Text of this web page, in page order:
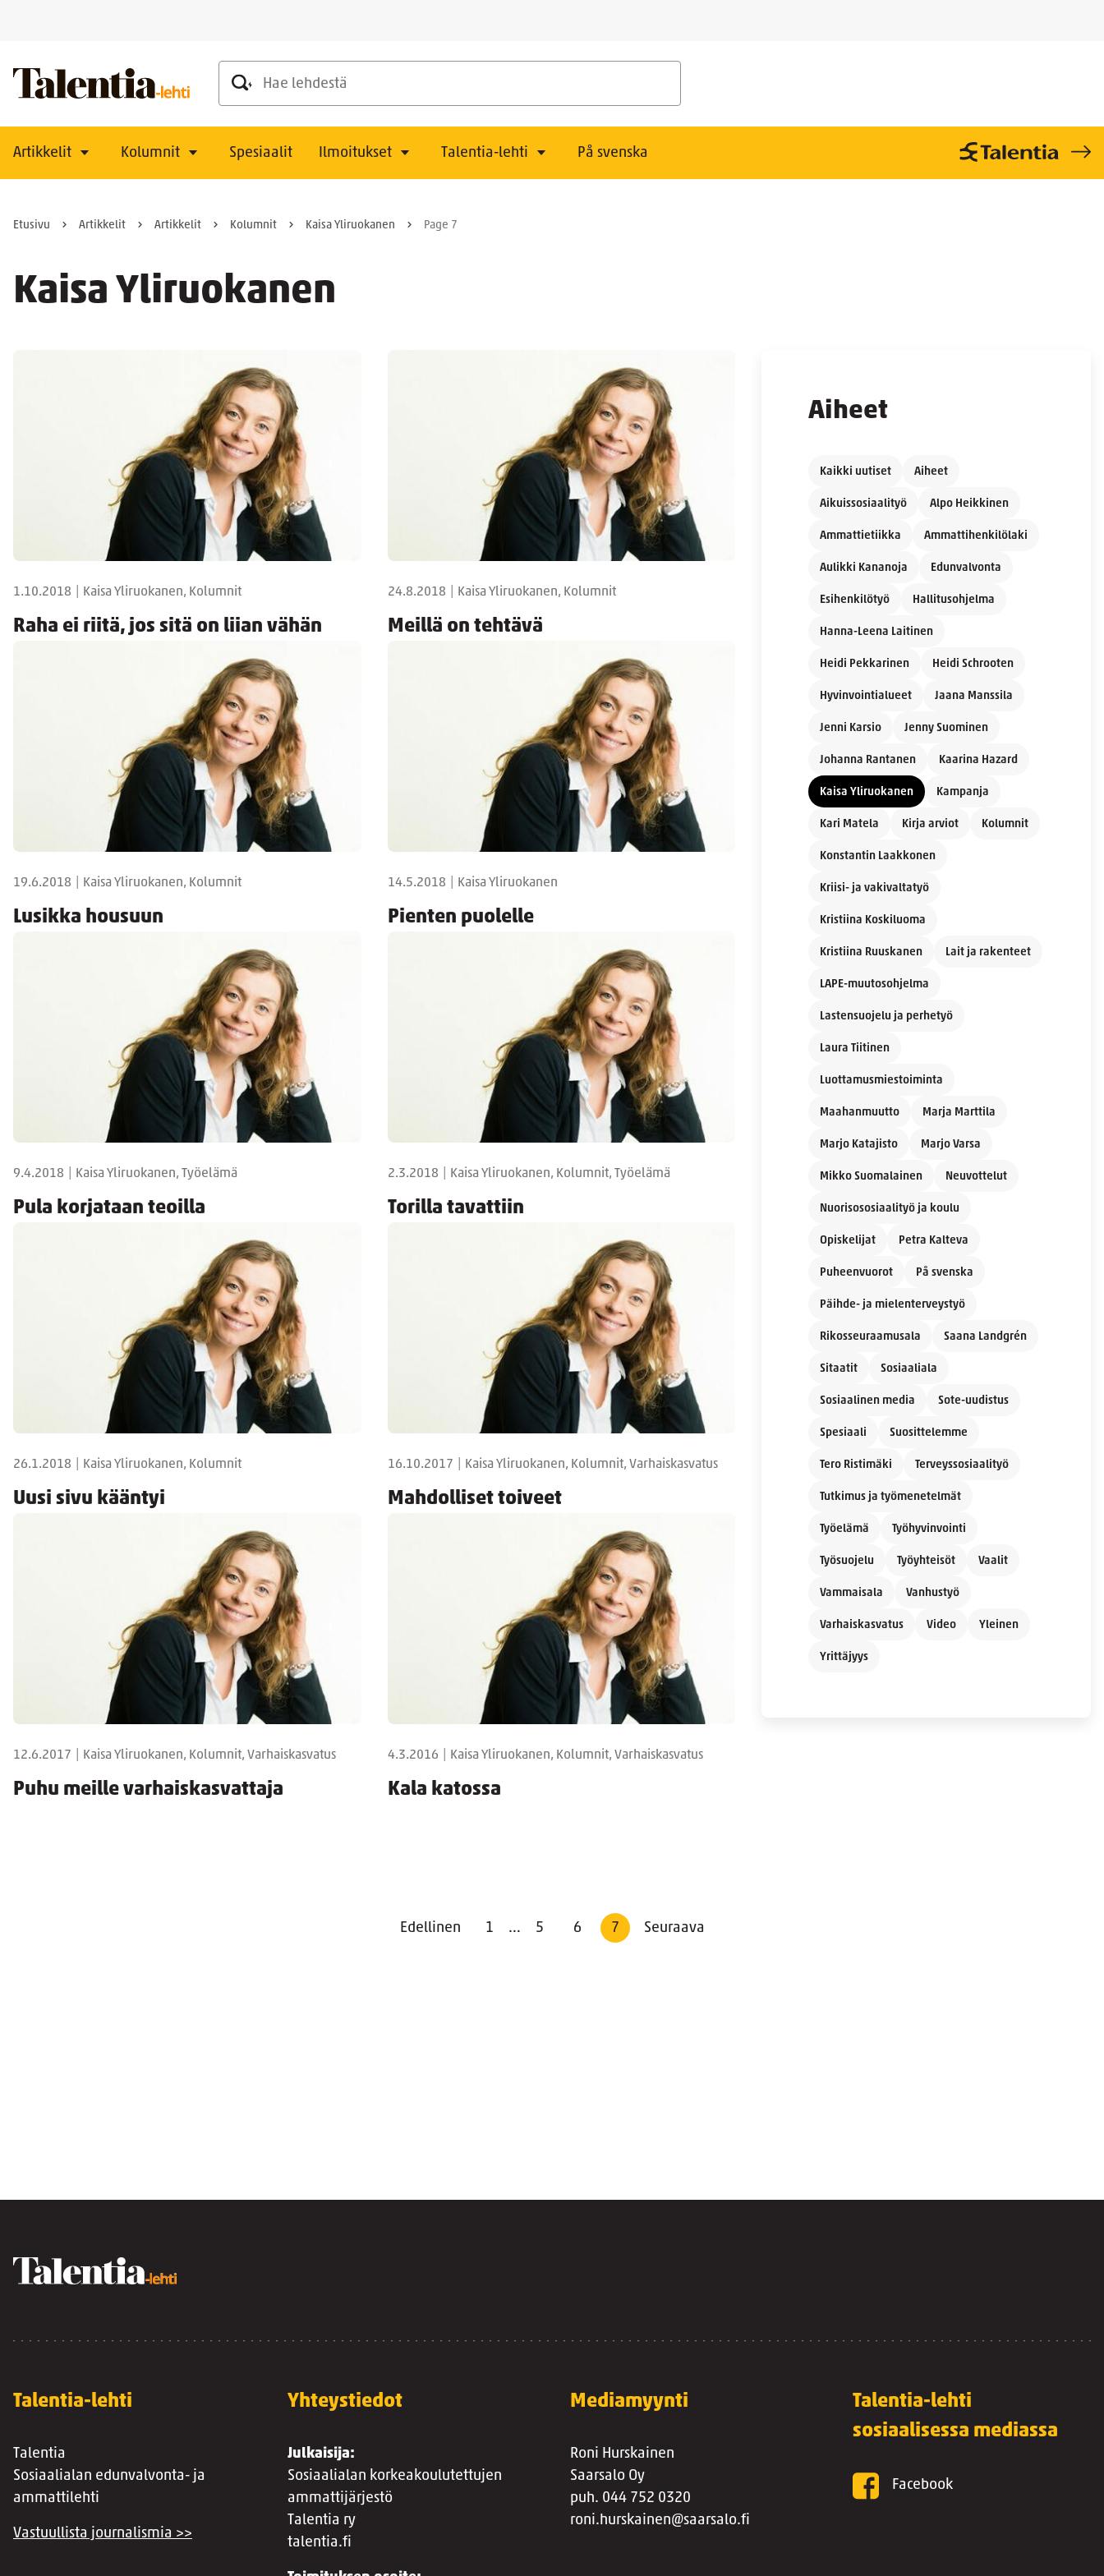
Hae lehdestä
Artikkelit Kolumnit Spesiaalit Ilmoitukset Talentia-lehti På svenska
Etusivu Artikkelit Artikkelit Kolumnit Kaisa Yliruokanen Page 7
Kaisa Yliruokanen
1.10.2018 Kaisa Yliruokanen, Kolumnit
Raha ei riitä, jos sitä on liian vähän
24.8.2018 Kaisa Yliruokanen, Kolumnit
Meillä on tehtävä
19.6.2018 Kaisa Yliruokanen, Kolumnit
Lusikka housuun
14.5.2018 Kaisa Yliruokanen
Pienten puolelle
9.4.2018 Kaisa Yliruokanen, Työelämä
Pula korjataan teoilla
2.3.2018 Kaisa Yliruokanen, Kolumnit, Työelämä
Torilla tavattiin
26.1.2018 Kaisa Yliruokanen, Kolumnit
Uusi sivu kääntyi
16.10.2017 Kaisa Yliruokanen, Kolumnit, Varhaiskasvatus
Mahdolliset toiveet
12.6.2017 Kaisa Yliruokanen, Kolumnit, Varhaiskasvatus
Puhu meille varhaiskasvattaja
4.3.2016 Kaisa Yliruokanen, Kolumnit, Varhaiskasvatus
Kala katossa
Aiheet
Kaikki uutiset Aiheet
Aikuissosiaalityö Alpo Heikkinen
Ammattietiikka Ammattihenkilölaki
Aulikki Kananoja Edunvalvonta
Esihenkilötyö Hallitusohjelma
Hanna-Leena Laitinen
Heidi Pekkarinen Heidi Schrooten
Hyvinvointialueet Jaana Manssila
Jenni Karsio Jenny Suominen
Johanna Rantanen Kaarina Hazard
Kaisa Yliruokanen Kampanja
Kari Matela Kirja arviot Kolumnit
Konstantin Laakkonen
Kriisi- ja vakivaltatyö
Kristiina Koskiluoma
Kristiina Ruuskanen Lait ja rakenteet
LAPE-muutosohjelma
Lastensuojelu ja perhetyö
Laura Tiitinen
Luottamusmiestoiminta
Maahanmuutto Marja Marttila
Marjo Katajisto Marjo Varsa
Mikko Suomalainen Neuvottelut
Nuorisososiaalityö ja koulu
Opiskelijat Petra Kalteva
Puheenvuorot På svenska
Päihde- ja mielenterveystyö
Rikosseuraamusala Saana Landgrén
Sitaatit Sosiaaliala
Sosiaalinen media Sote-uudistus
Spesiaali Suosittelemme
Tero Ristimäki Terveyssosiaalityö
Tutkimus ja työmenetelmät
Työelämä Työhyvinvointi
Työsuojelu Työyhteisöt Vaalit
Vammaisala Vanhustyö
Varhaiskasvatus Video Yleinen
Yrittäjyys
Edellinen 1 … 5 6 7 Seuraava
Talentia-lehti
Talentia
Sosiaalialan edunvalvonta- ja
ammattilehti
Vastuullista journalismia >>
Yhteystiedot
Julkaisija:
Sosiaalialan korkeakoulutettujen
ammattijärjestö
Talentia ry
talentia.fi
Mediamyynti
Roni Hurskainen
Saarsalo Oy
puh. 044 752 0320
roni.hurskainen@saarsalo.fi
Talentia-lehti
sosiaalisessa mediassa
Facebook